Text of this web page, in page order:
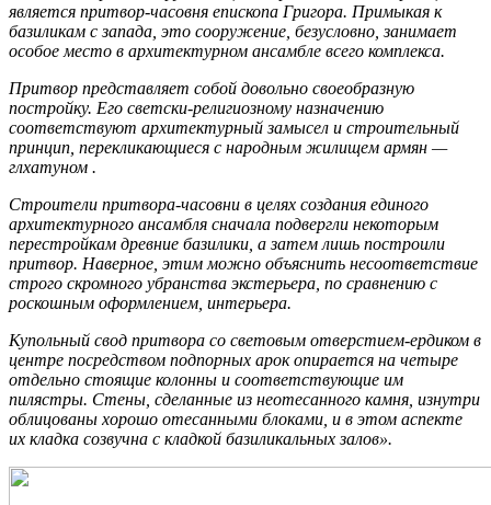
является притвор-часовня епископа Григора. Примыкая к
базиликам с запада, это сооружение, безусловно, занимает
особое место в архитектурном ансамбле всего комплекса.
Притвор представляет собой довольно своеобразную
постройку. Его светски-религиозному назначению
соответствуют архитектурный замысел и строительный
принцип, перекликающиеся с народным жилищем армян —
глхатуном .
Строители притвора-часовни в целях создания единого
архитектурного ансамбля сначала подвергли некоторым
перестройкам древние базилики, а затем лишь построили
притвор. Наверное, этим можно объяснить несоответствие
строго скромного убранства экстерьера, по сравнению с
роскошным оформлением, интерьера.
Купольный свод притвора со световым отверстием-ердиком в
центре посредством подпорных арок опирается на четыре
отдельно стоящие колонны и соответствующие им
пилястры. Стены, сделанные из неотесанного камня, изнутри
облицованы хорошо отесанными блоками, и в этом аспекте
их кладка созвучна с кладкой базиликальных залов».